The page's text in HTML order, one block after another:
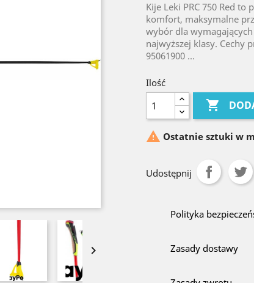

Kije Leki PRC 750 Red
komfort, maksymalne
wybór dla
najwyższej klasy. Cechy
95061900 ...
Ilość

 Ostatnie sztuki w
Udostępnij
Polityka
Zasady dostawy